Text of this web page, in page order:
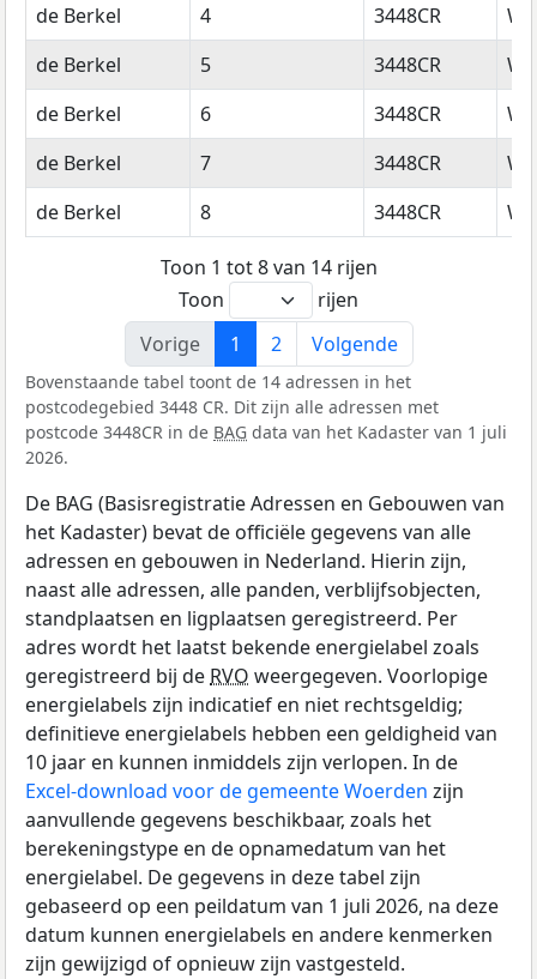
de Berkel
4 3448CR
de Berkel
5 3448CR
de Berkel
6 3448CR
de Berkel
7 3448CR
de Berkel
8 3448CR
Toon 1 tot 8 van 14 rijen
Toon
rijen
Vorige
1 2 Volgende
Bovenstaande tabel toont de 14 adressen in het
postcodegebied 3448 CR. Dit zijn alle adressen met
postcode 3448CR in de BAG data van het Kadaster van 1 juli
2026.
De BAG (Basisregistratie Adressen en Gebouwen van
het Kadaster) bevat de officiële gegevens van alle
adressen en gebouwen in Nederland. Hierin zijn,
naast alle adressen, alle panden, verblijfsobjecten,
standplaatsen en ligplaatsen geregistreerd. Per
adres wordt het laatst bekende energielabel zoals
geregistreerd bij de RVO weergegeven. Voorlopige
energielabels zijn indicatief en niet rechtsgeldig;
definitieve energielabels hebben een geldigheid van
10 jaar en kunnen inmiddels zijn verlopen. In de
Excel-download voor de gemeente Woerden zijn
aanvullende gegevens beschikbaar, zoals het
berekeningstype en de opnamedatum van het
energielabel. De gegevens in deze tabel zijn
gebaseerd op een peildatum van 1 juli 2026, na deze
datum kunnen energielabels en andere kenmerken
zijn gewijzigd of opnieuw zijn vastgesteld.